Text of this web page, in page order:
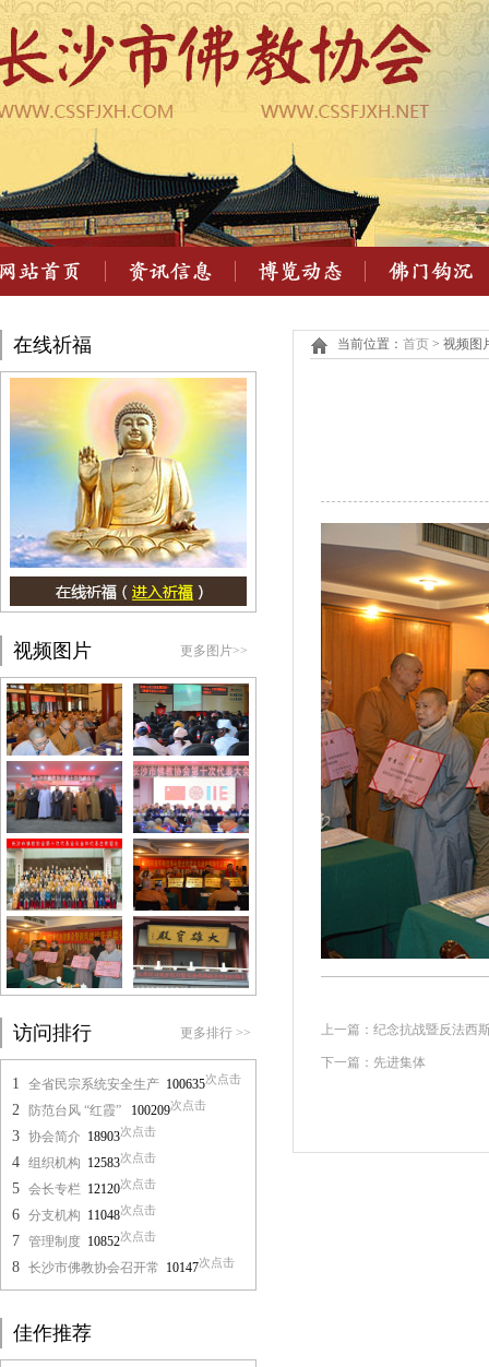
在线祈福
视频图片 更多图片>>
访问排行 更多排行 >>
1 全省民宗系统安全生产 100635次点击
2 防范台风 “红霞” 100209次点击
3 协会简介 18903次点击
4 组织机构 12583次点击
5 会长专栏 12120次点击
6 分支机构 11048次点击
7 管理制度 10852次点击
8 长沙市佛教协会召开常 10147次点击
佳作推荐
当前位置： 首页 > 视频图
上一篇： 纪念抗战暨反法西
下一篇： 先进集体